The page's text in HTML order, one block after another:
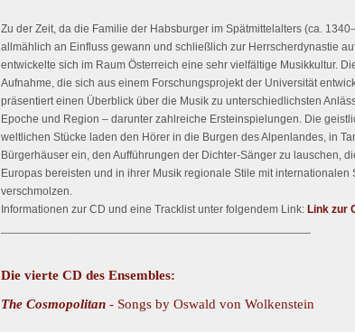
Zu der Zeit, da die Familie der Habsburger im Spätmittelalters (ca.
allmählich an Einfluss gewann und schließlich zur Herrscherdynastie
entwickelte sich im Raum Österreich eine sehr vielfältige Musikkultur.
Aufnahme, die sich aus einem Forschungsprojekt der Universität
präsentiert einen Überblick über die Musik zu unterschiedlichsten
Epoche und Region – darunter zahlreiche Ersteinspielungen. Die
weltlichen Stücke laden den Hörer in die Burgen des Alpenlandes, in
Bürgerhäuser ein, den Aufführungen der Dichter-Sänger zu lauschen,
Europas bereisten und in ihrer Musik regionale Stile mit internationalen
verschmolzen.
Informationen zur CD und eine Tracklist unter folgendem Link: Link zur
Die vierte CD des Ensembles:
The Cosmopolitan - Songs by Oswald von Wolkenstein